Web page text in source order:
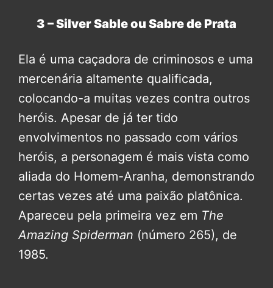
3 – Silver Sable ou Sabre de Prata
Ela é uma caçadora de criminosos e uma
mercenária altamente qualificada,
colocando-a muitas vezes contra outros
heróis. Apesar de já ter tido
envolvimentos no passado com vários
heróis, a personagem é mais vista como
aliada do Homem-Aranha, demonstrando
certas vezes até uma paixão platônica.
Apareceu pela primeira vez em The
Amazing Spiderman (número 265), de
1985.